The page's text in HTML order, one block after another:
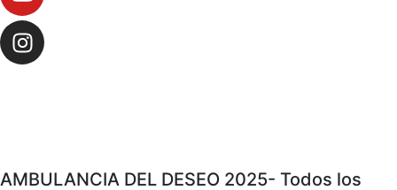
AMBULANCIA DEL DESEO 2025- Todos los